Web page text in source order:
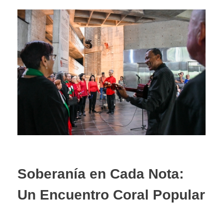
Soberanía en Cada Nota:
Un Encuentro Coral Popular